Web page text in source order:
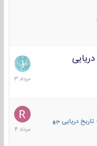
2
مرداد
1403
دریایی جهان
16
مرداد
1404